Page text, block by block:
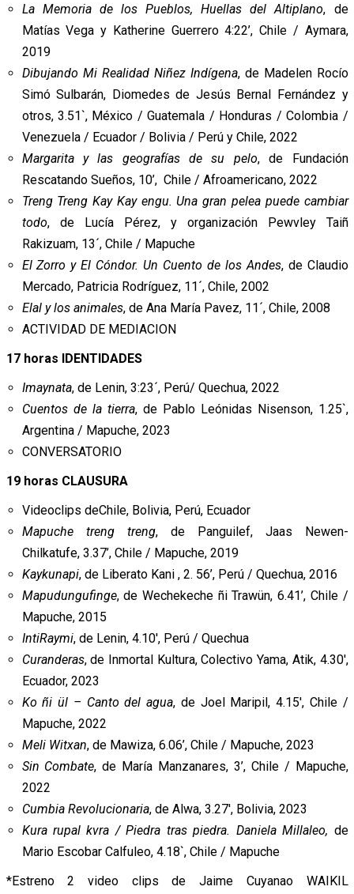
La Memoria de los Pueblos, Huellas del Altiplano, de
Matías Vega y Katherine Guerrero 4:22’, Chile / Aymara,
2019
Dibujando Mi Realidad Niñez Indígena, de Madelen Rocío
Simó Sulbarán, Diomedes de Jesús Bernal Fernández y
otros, 3.51`, México / Guatemala / Honduras / Colombia /
Venezuela / Ecuador / Bolivia / Perú y Chile, 2022
Margarita y las geografías de su pelo, de Fundación
Rescatando Sueños, 10’, Chile / Afroamericano, 2022
Treng Treng Kay Kay engu. Una gran pelea puede cambiar
todo, de Lucía Pérez, y organización Pewvley Taiñ
Rakizuam, 13´, Chile / Mapuche
El Zorro y El Cóndor. Un Cuento de los Andes, de Claudio
Mercado, Patricia Rodríguez, 11´, Chile, 2002
Elal y los animales, de Ana María Pavez, 11´, Chile, 2008
ACTIVIDAD DE MEDIACION
17 horas IDENTIDADES
Imaynata, de Lenin, 3:23´, Perú/ Quechua, 2022
Cuentos de la tierra, de Pablo Leónidas Nisenson, 1.25`,
Argentina / Mapuche, 2023
CONVERSATORIO
19 horas CLAUSURA
Videoclips deChile, Bolivia, Perú, Ecuador
Mapuche treng treng, de Panguilef, Jaas Newen-
Chilkatufe, 3.37’, Chile / Mapuche, 2019
Kaykunapi, de Liberato Kani , 2. 56’, Perú / Quechua, 2016
Mapudungufinge, de Wechekeche ñi Trawün, 6.41’, Chile /
Mapuche, 2015
IntiRaymi, de Lenin, 4.10′, Perú / Quechua
Curanderas, de Inmortal Kultura, Colectivo Yama, Atik, 4.30′,
Ecuador, 2023
Ko ñi ül – Canto del agua, de Joel Maripil, 4.15′, Chile /
Mapuche, 2022
Meli Witxan, de Mawiza, 6.06’, Chile / Mapuche, 2023
Sin Combate, de María Manzanares, 3’, Chile / Mapuche,
2022
Cumbia Revolucionaria, de Alwa, 3.27′, Bolivia, 2023
Kura rupal kvra / Piedra tras piedra. Daniela Millaleo, de
Mario Escobar Calfuleo, 4.18`, Chile / Mapuche
*Estreno 2 video clips de Jaime Cuyanao WAIKIL